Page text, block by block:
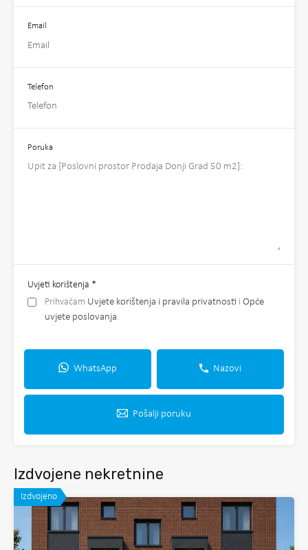
Email
Telefon
Poruka
Uvjeti korištenja *
Prihvaćam Uvjete korištenja i pravila privatnosti i Opće
uvjete poslovanja.
WhatsApp Nazovi
Pošalji poruku
Izdvojene nekretnine
Izdvojeno